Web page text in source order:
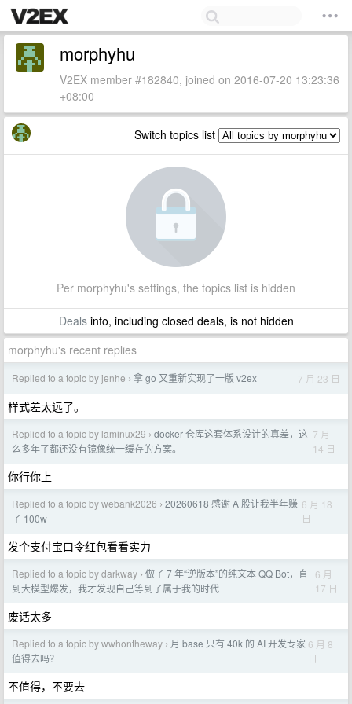
morphyhu
V2EX member #182840, joined on 2016-07-20 13:23:36
+08:00
Switch topics list
Per morphyhu's settings, the topics list is hidden
Dealsinfo, including closed deals, is not hidden
morphyhu's recent replies
Replied to a topic by jenhe › 拿 go 又重新实现了一版 v2ex 7 月 23 日
样式差太远了。
Replied to a topic by laminux29 › docker 仓库这套体系设计的真差，这
么多年了都还没有镜像统一缓存的方案。
7 月
14 日
你行你上
Replied to a topic by webank2026 › 20260618 感谢 A 股让我半年赚
了 100w
6 月 18
日
发个支付宝口令红包看看实力
Replied to a topic by darkway › 做了 7 年“逆版本”的纯文本 QQ Bot，直
到大模型爆发，我才发现自己等到了属于我的时代
6 月
17 日
废话太多
Replied to a topic by wwhontheway › 月 base 只有 40k 的 AI 开发专家
值得去吗？
6 月 8
日
不值得，不要去